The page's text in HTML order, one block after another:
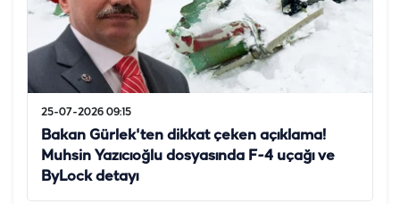
25-07-2026 09:15
Bakan Gürlek'ten dikkat çeken açıklama!
Muhsin Yazıcıoğlu dosyasında F-4 uçağı ve
ByLock detayı